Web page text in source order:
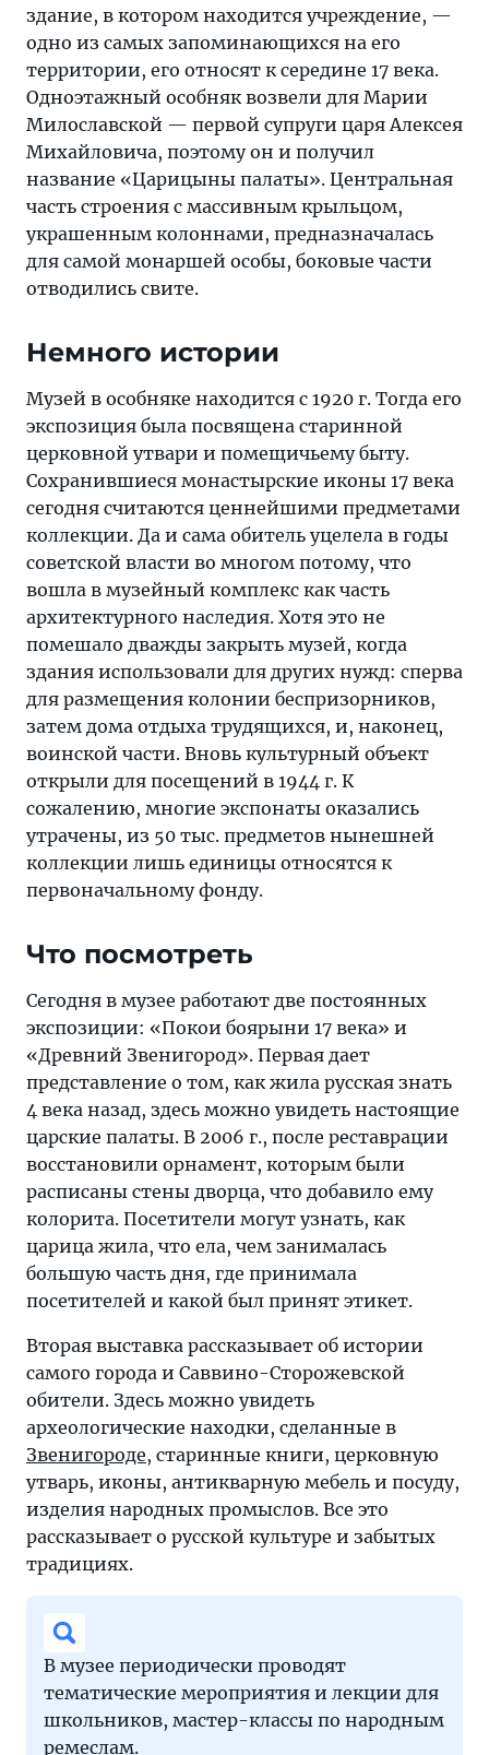
здание, в котором находится учреждение, —
одно из самых запоминающихся на его
территории, его относят к середине 17 века.
Одноэтажный особняк возвели для Марии
Милославской — первой супруги царя Алексея
Михайловича, поэтому он и получил
название «Царицыны палаты». Центральная
часть строения с массивным крыльцом,
украшенным колоннами, предназначалась
для самой монаршей особы, боковые части
отводились свите.
Немного истории
Музей в особняке находится с 1920 г. Тогда его
экспозиция была посвящена старинной
церковной утвари и помещичьему быту.
Сохранившиеся монастырские иконы 17 века
сегодня считаются ценнейшими предметами
коллекции. Да и сама обитель уцелела в годы
советской власти во многом потому, что
вошла в музейный комплекс как часть
архитектурного наследия. Хотя это не
помешало дважды закрыть музей, когда
здания использовали для других нужд: сперва
для размещения колонии беспризорников,
затем дома отдыха трудящихся, и, наконец,
воинской части. Вновь культурный объект
открыли для посещений в 1944 г. К
сожалению, многие экспонаты оказались
утрачены, из 50 тыс. предметов нынешней
коллекции лишь единицы относятся к
первоначальному фонду.
Что посмотреть
Сегодня в музее работают две постоянных
экспозиции: «Покои боярыни 17 века» и
«Древний Звенигород». Первая дает
представление о том, как жила русская знать
4 века назад, здесь можно увидеть настоящие
царские палаты. В 2006 г., после реставрации
восстановили орнамент, которым были
расписаны стены дворца, что добавило ему
колорита. Посетители могут узнать, как
царица жила, что ела, чем занималась
большую часть дня, где принимала
посетителей и какой был принят этикет.
Вторая выставка рассказывает об истории
самого города и Саввино-Сторожевской
обители. Здесь можно увидеть
археологические находки, сделанные в
Звенигороде, старинные книги, церковную
утварь, иконы, антикварную мебель и посуду,
изделия народных промыслов. Все это
рассказывает о русской культуре и забытых
традициях.
В музее периодически проводят
тематические мероприятия и лекции для
школьников, мастер-классы по народным
ремеслам.